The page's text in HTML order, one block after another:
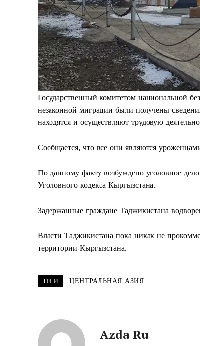
Государственный комитетом национальной
незаконной миграции были получены
находятся и осуществляют трудовую
Сообщается, что все они являются
По данному факту возбуждено уголовное
Уголовного кодекса Кыргызстана.
Задержанные граждане Таджикистана
Власти Таджикистана пока никак не
территории Кыргызстана.
ТЕГИ ЦЕНТРАЛЬНАЯ АЗИЯ
Azda Ru